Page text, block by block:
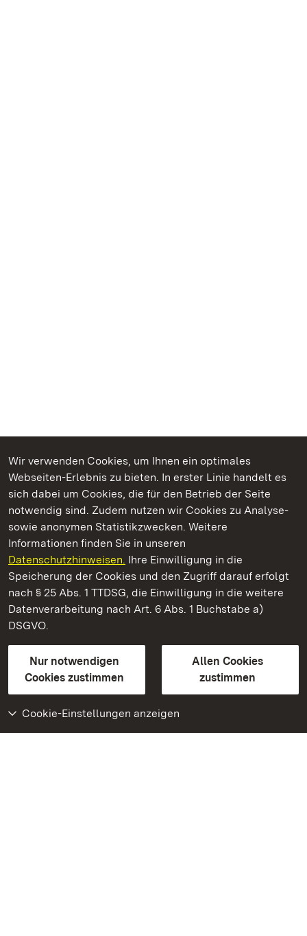
Wir verwenden Cookies, um Ihnen ein optimales
Webseiten-Erlebnis zu bieten. In erster Linie handelt es
sich dabei um Cookies, die für den Betrieb der Seite
notwendig sind. Zudem nutzen wir Cookies zu Analyse-
sowie anonymen Statistikzwecken. Weitere
Informationen finden Sie in unseren
Datenschutzhinweisen. Ihre Einwilligung in die
Speicherung der Cookies und den Zugriff darauf erfolgt
nach § 25 Abs. 1 TTDSG, die Einwilligung in die weitere
Datenverarbeitung nach Art. 6 Abs. 1 Buchstabe a)
DSGVO.
Nur notwendigen
Cookies zustimmen
Allen Cookies
zustimmen
Cookie-Einstellungen anzeigen
Kommen. Staunen. Genießen.
Staatliche Schlösser und Gärten Baden‑Württemberg
Staatliche Schlösser und Gärten Baden-Württemberg
Kontakt
GebärdenspracheLeichte Sprache
Erklärung zur Barrierefreiheit
BITV-konform (geprüfte Seiten)
Weiteres